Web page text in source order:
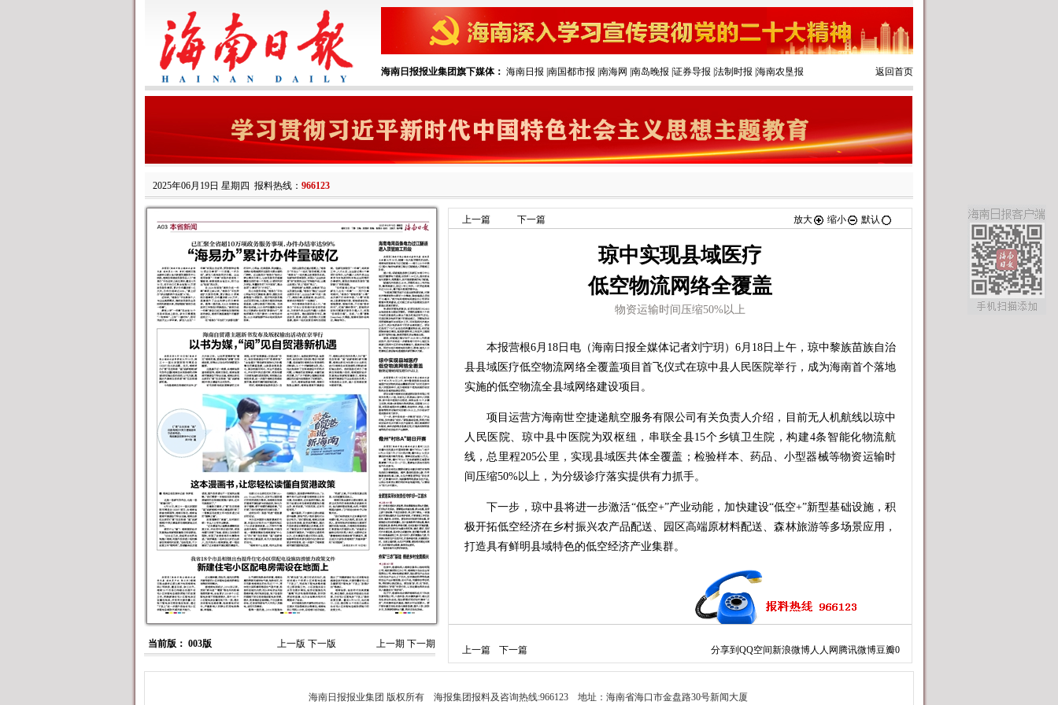
海南日报报业集团旗下媒体： 海南日报 南国都市报 南海网 南岛晚报 证券导报 法制时报 海南农垦报 返回首页
2025年06月19日 星期四 报料热线： 966123
当前版： 003版 上一版 下一版 上一期 下一期
上一篇 下一篇 放大 缩小 默认
琼中实现县域医疗
低空物流网络全覆盖
物资运输时间压缩50%以上
本报营根6月18日电（海南日报全媒体记者刘宁玥）6月18日上午，琼中黎族苗族自治
县县域医疗低空物流网络全覆盖项目首飞仪式在琼中县人民医院举行，成为海南首个落地
实施的低空物流全县域网络建设项目。
项目运营方海南世空捷递航空服务有限公司有关负责人介绍，目前无人机航线以琼中
人民医院、琼中县中医院为双枢纽，串联全县15个乡镇卫生院，构建4条智能化物流航
线，总里程205公里，实现县域医共体全覆盖；检验样本、药品、小型器械等物资运输时
间压缩50%以上，为分级诊疗落实提供有力抓手。
下一步，琼中县将进一步激活“低空+”产业动能，加快建设“低空+”新型基础设施，积
极开拓低空经济在乡村振兴农产品配送、园区高端原材料配送、森林旅游等多场景应用，
打造具有鲜明县域特色的低空经济产业集群。
上一篇 下一篇 分享到 QQ空间新浪微博人人网 腾讯微博豆瓣0